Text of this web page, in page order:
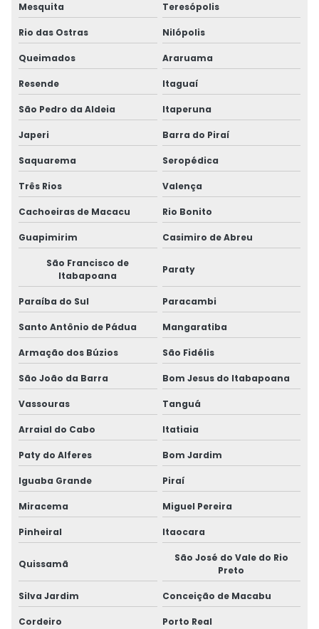
Mesquita Teresópolis
Rio das Ostras Nilópolis
Queimados Araruama
Resende Itaguaí
São Pedro da Aldeia Itaperuna
Japeri Barra do Piraí
Saquarema Seropédica
Três Rios Valença
Cachoeiras de Macacu Rio Bonito
Guapimirim Casimiro de Abreu
São Francisco de
Itabapoana
Paraty
Paraíba do Sul Paracambi
Santo Antônio de Pádua Mangaratiba
Armação dos Búzios São Fidélis
São João da Barra Bom Jesus do Itabapoana
Vassouras Tanguá
Arraial do Cabo Itatiaia
Paty do Alferes Bom Jardim
Iguaba Grande Piraí
Miracema Miguel Pereira
Pinheiral Itaocara
Quissamã
São José do Vale do Rio
Preto
Silva Jardim Conceição de Macabu
Cordeiro Porto Real